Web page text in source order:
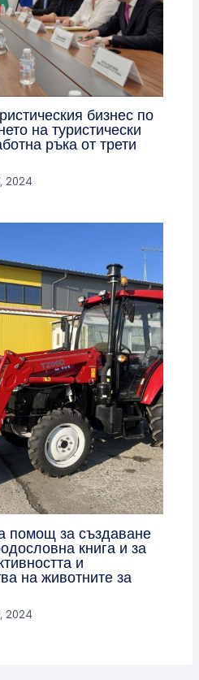
бизнес по
на туристически
ръка от трети
2024
помощ за създаване
книга и за
и
на животните за
2024